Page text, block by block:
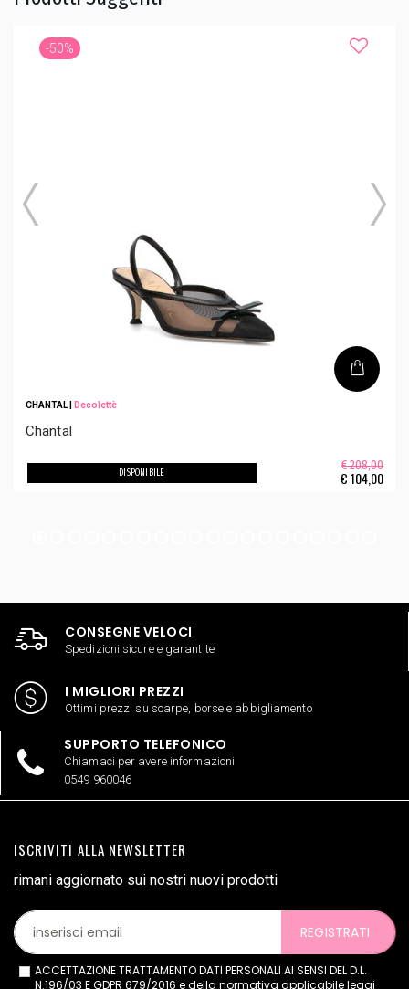
-50%
CHANTAL Decolettè
Chantal
€ 208,00
€104,00
DISPONIBILE
CONSEGNE VELOCI
Spedizioni sicure e garantite
I MIGLIORI PREZZI
Ottimi prezzi su scarpe, borse e abbigliamento
SUPPORTO TELEFONICO
Chiamaci per avere informazioni
0549 960046
ISCRIVITI ALLA NEWSLETTER
rimani aggiornato sui nostri nuovi prodotti
REGISTRATI
ACCETTAZIONE TRATTAMENTO DATI PERSONALI AI SENSI DEL D.L.
N.196/03 E GDPR 679/2016 e della normativa applicabileleggi